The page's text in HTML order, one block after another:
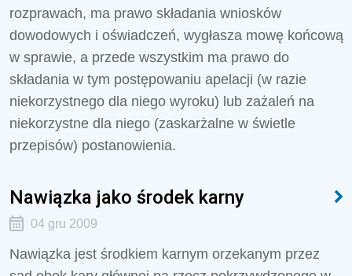
rozprawach, ma prawo składania wniosków
dowodowych i oświadczeń, wygłasza mowę końcową
w sprawie, a przede wszystkim ma prawo do
składania w tym postępowaniu apelacji (w razie
niekorzystnego dla niego wyroku) lub zażaleń na
niekorzystne dla niego (zaskarżalne w świetle
przepisów) postanowienia.
Nawiązka jako środek karny
04 gru 2009
Nawiązka jest środkiem karnym orzekanym przez